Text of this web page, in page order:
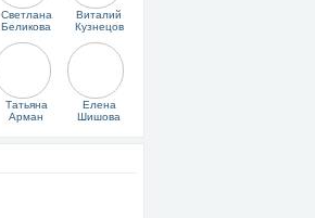
Светлана
Беликова
Виталий
Кузнецов
Татьяна
Арман
Елена
Шишова